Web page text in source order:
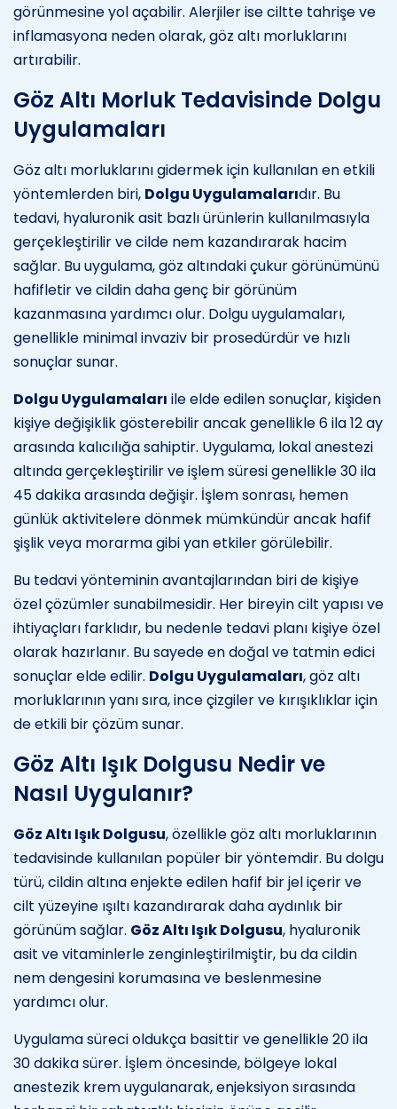
görünmesine yol açabilir. Alerjiler ise ciltte tahrişe ve
inflamasyona neden olarak, göz altı morluklarını
artırabilir.
Göz Altı Morluk Tedavisinde Dolgu
Uygulamaları
Göz altı morluklarını gidermek için kullanılan en etkili
yöntemlerden biri, Dolgu Uygulamalarıdır. Bu
tedavi, hyaluronik asit bazlı ürünlerin kullanılmasıyla
gerçekleştirilir ve cilde nem kazandırarak hacim
sağlar. Bu uygulama, göz altındaki çukur görünümünü
hafifletir ve cildin daha genç bir görünüm
kazanmasına yardımcı olur. Dolgu uygulamaları,
genellikle minimal invaziv bir prosedürdür ve hızlı
sonuçlar sunar.
Dolgu Uygulamaları ile elde edilen sonuçlar, kişiden
kişiye değişiklik gösterebilir ancak genellikle 6 ila 12 ay
arasında kalıcılığa sahiptir. Uygulama, lokal anestezi
altında gerçekleştirilir ve işlem süresi genellikle 30 ila
45 dakika arasında değişir. İşlem sonrası, hemen
günlük aktivitelere dönmek mümkündür ancak hafif
şişlik veya morarma gibi yan etkiler görülebilir.
Bu tedavi yönteminin avantajlarından biri de kişiye
özel çözümler sunabilmesidir. Her bireyin cilt yapısı ve
ihtiyaçları farklıdır, bu nedenle tedavi planı kişiye özel
olarak hazırlanır. Bu sayede en doğal ve tatmin edici
sonuçlar elde edilir. Dolgu Uygulamaları, göz altı
morluklarının yanı sıra, ince çizgiler ve kırışıklıklar için
de etkili bir çözüm sunar.
Göz Altı Işık Dolgusu Nedir ve
Nasıl Uygulanır?
Göz Altı Işık Dolgusu, özellikle göz altı morluklarının
tedavisinde kullanılan popüler bir yöntemdir. Bu dolgu
türü, cildin altına enjekte edilen hafif bir jel içerir ve
cilt yüzeyine ışıltı kazandırarak daha aydınlık bir
görünüm sağlar. Göz Altı Işık Dolgusu, hyaluronik
asit ve vitaminlerle zenginleştirilmiştir, bu da cildin
nem dengesini korumasına ve beslenmesine
yardımcı olur.
Uygulama süreci oldukça basittir ve genellikle 20 ila
30 dakika sürer. İşlem öncesinde, bölgeye lokal
anestezik krem uygulanarak, enjeksiyon sırasında